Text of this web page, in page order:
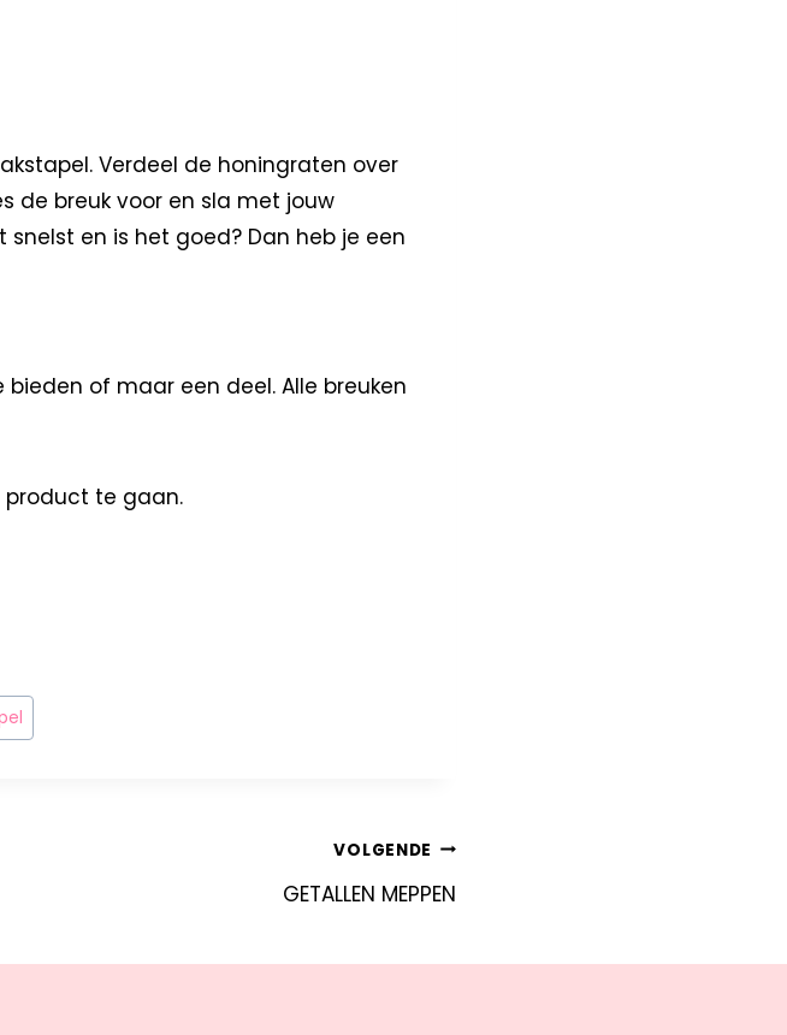
Verdeel de honingraten over
de breuk voor en sla met jouw
en is het goed? Dan heb je een
of maar een deel. Alle breuken
product te gaan.
VOLGENDE
GETALLEN MEPPEN